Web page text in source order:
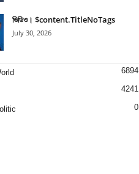
ভিডিও। $content.TitleNoTags
July 30, 2026
6894
4241
0